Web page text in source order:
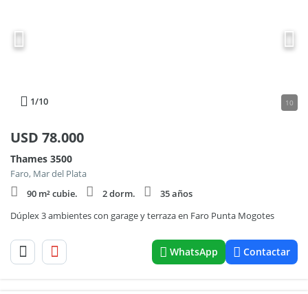
1/10 10
USD 78.000
Thames 3500
Faro, Mar del Plata
90 m² cubie.
2 dorm.
35 años
Dúplex 3 ambientes con garage y terraza en Faro Punta Mogotes
WhatsApp Contactar